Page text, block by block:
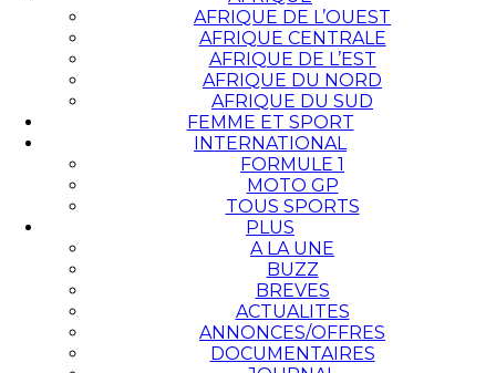
AFRIQUE DE L’OUEST
AFRIQUE CENTRALE
AFRIQUE DE L’EST
AFRIQUE DU NORD
AFRIQUE DU SUD
FEMME ET SPORT
INTERNATIONAL
FORMULE 1
MOTO GP
TOUS SPORTS
PLUS
A LA UNE
BUZZ
BREVES
ACTUALITES
ANNONCES/OFFRES
DOCUMENTAIRES